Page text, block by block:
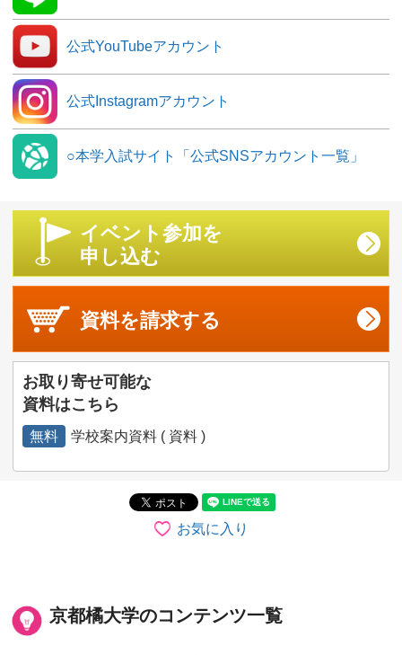
公式YouTubeアカウント
公式Instagramアカウント
○本学入試サイト「公式SNSアカウント一覧」
イベント参加を
申し込む
資料を請求する
お取り寄せ可能な
資料はこちら
無料 学校案内資料 ( 資料 )
お気に入り
京都橘大学のコンテンツ一覧